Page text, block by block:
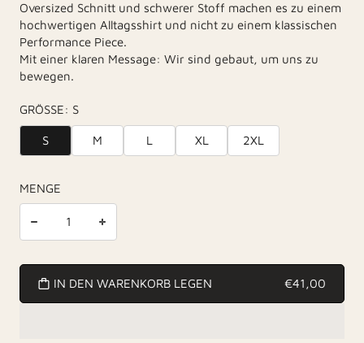
Oversized Schnitt und schwerer Stoff machen es zu einem
hochwertigen Alltagsshirt und nicht zu einem klassischen
Performance Piece.
Mit einer klaren Message: Wir sind gebaut, um uns zu
bewegen.
GRÖSSE : S
S M L XL 2XL
MENGE
IN DEN WARENKORB LEGEN €41,00